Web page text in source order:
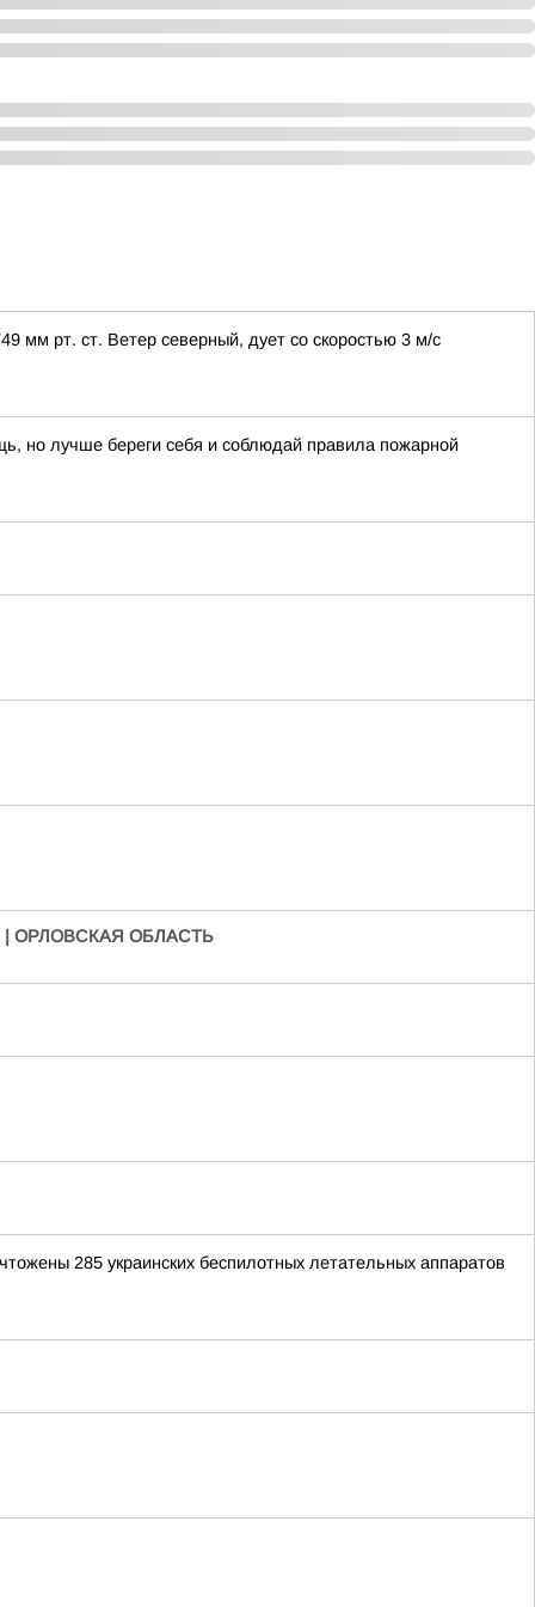
мм рт. ст. Ветер северный, дует со скоростью 3 м/с
но лучше береги себя и соблюдай правила пожарной
ОРЛОВСКАЯ ОБЛАСТЬ
285 украинских беспилотных летательных аппаратов